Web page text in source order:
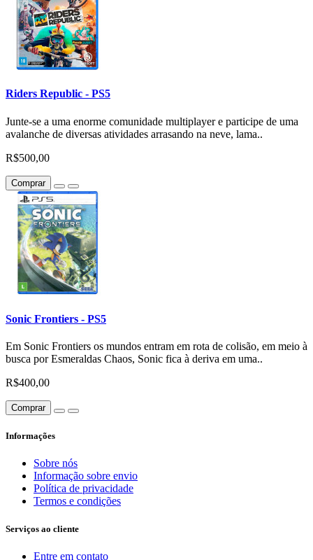
Riders Republic - PS5
Junte-se a uma enorme comunidade multiplayer e participe de uma
avalanche de diversas atividades arrasando na neve, lama..
R$500,00
Comprar
Sonic Frontiers - PS5
Em Sonic Frontiers os mundos entram em rota de colisão, em meio à
busca por Esmeraldas Chaos, Sonic fica à deriva em uma..
R$400,00
Comprar
Informações
Sobre nós
Informação sobre envio
Política de privacidade
Termos e condições
Serviços ao cliente
Entre em contato